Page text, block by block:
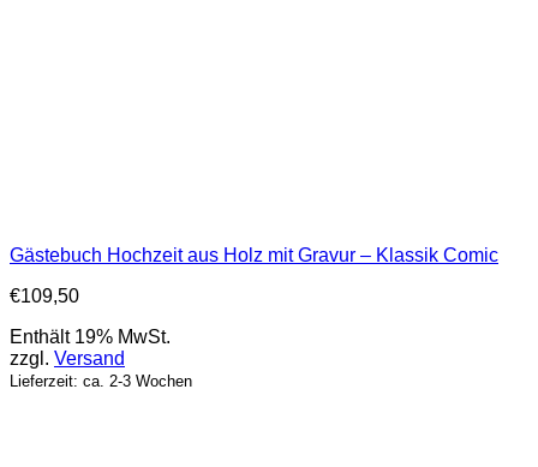
Gästebuch Hochzeit aus Holz mit Gravur – Klassik Comic
€109,50
Enthält 19% MwSt.
zzgl. Versand
Lieferzeit: ca. 2-3 Wochen